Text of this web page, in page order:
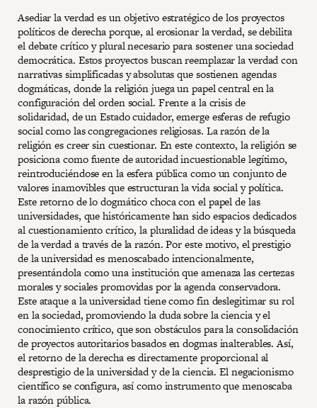
Asediar la verdad es un objetivo estratégico de los proyectos
políticos de derecha porque, al erosionar la verdad, se debilita
el debate crítico y plural necesario para sostener una sociedad
democrática. Estos proyectos buscan reemplazar la verdad con
narrativas simplificadas y absolutas que sostienen agendas
dogmáticas, donde la religión juega un papel central en la
configuración del orden social. Frente a la crisis de
solidaridad, de un Estado cuidador, emerge esferas de refugio
social como las congregaciones religiosas. La razón de la
religión es creer sin cuestionar. En este contexto, la religión se
posiciona como fuente de autoridad incuestionable legítimo,
reintroduciéndose en la esfera pública como un conjunto de
valores inamovibles que estructuran la vida social y política.
Este retorno de lo dogmático choca con el papel de las
universidades, que históricamente han sido espacios dedicados
al cuestionamiento crítico, la pluralidad de ideas y la búsqueda
de la verdad a través de la razón. Por este motivo, el prestigio
de la universidad es menoscabado intencionalmente,
presentándola como una institución que amenaza las certezas
morales y sociales promovidas por la agenda conservadora.
Este ataque a la universidad tiene como fin deslegitimar su rol
en la sociedad, promoviendo la duda sobre la ciencia y el
conocimiento crítico, que son obstáculos para la consolidación
de proyectos autoritarios basados en dogmas inalterables. Así,
el retorno de la derecha es directamente proporcional al
desprestigio de la universidad y de la ciencia. El negacionismo
científico se configura, así como instrumento que menoscaba
la razón pública.